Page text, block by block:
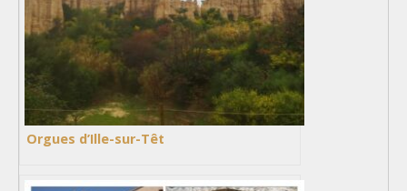
Orgues d’Ille-sur-Têt